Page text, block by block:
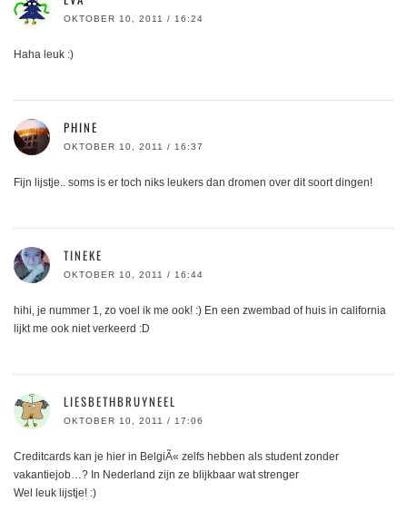
OKTOBER 10, 2011 / 16:24
Haha leuk :)
PHINE
OKTOBER 10, 2011 / 16:37
Fijn lijstje.. soms is er toch niks leukers dan dromen over dit soort dingen!
TINEKE
OKTOBER 10, 2011 / 16:44
hihi, je nummer 1, zo voel ik me ook! :) En een zwembad of huis in california
lijkt me ook niet verkeerd :D
LIESBETHBRUYNEEL
OKTOBER 10, 2011 / 17:06
Creditcards kan je hier in BelgiÃ« zelfs hebben als student zonder
vakantiejob…? In Nederland zijn ze blijkbaar wat strenger
Wel leuk lijstje! :)